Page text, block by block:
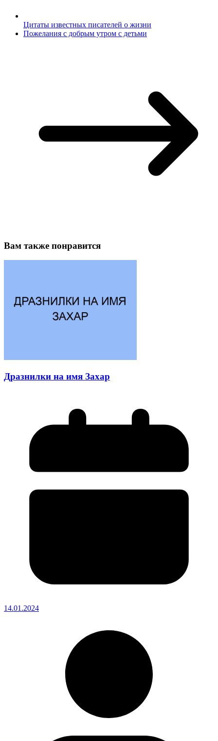
Цитаты известных писателей о жизни
Пожелания с добрым утром с детьми
Вам также понравится
Дразнилки на имя Захар
14.01.2024